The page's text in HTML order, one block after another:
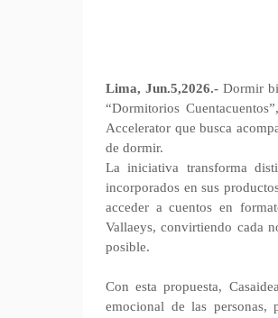
Lima, Jun.5,2026.-Dormir
“Dormitorios
Accelerator que busca
de dormir.
La iniciativa transforma
incorporados en sus
acceder a cuentos en
Vallaeys, convirtiendo cada
posible.
Con esta propuesta,
emocional de las personas,